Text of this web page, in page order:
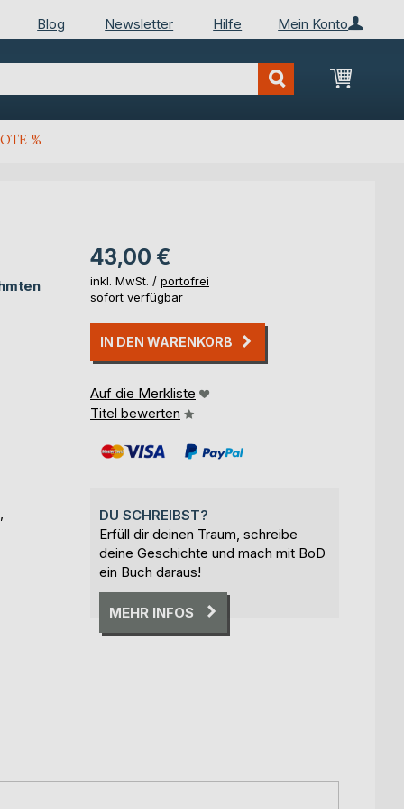
Mein Konto
Blog Newsletter Hilfe
Mein
%
43,00 €
inkl. MwSt. / portofrei
sofort verfügbar
IN DEN WARENKORB
Auf die Merkliste
Titel bewerten
DU SCHREIBST?
Erfüll dir deinen Traum, schreibe
deine Geschichte und mach mit BoD
ein Buch daraus!
MEHR INFOS